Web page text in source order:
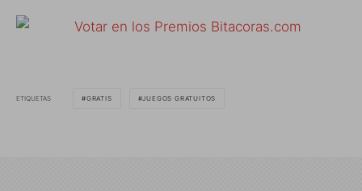
ETIQUETAS GRATIS JUEGOS GRATUITOS